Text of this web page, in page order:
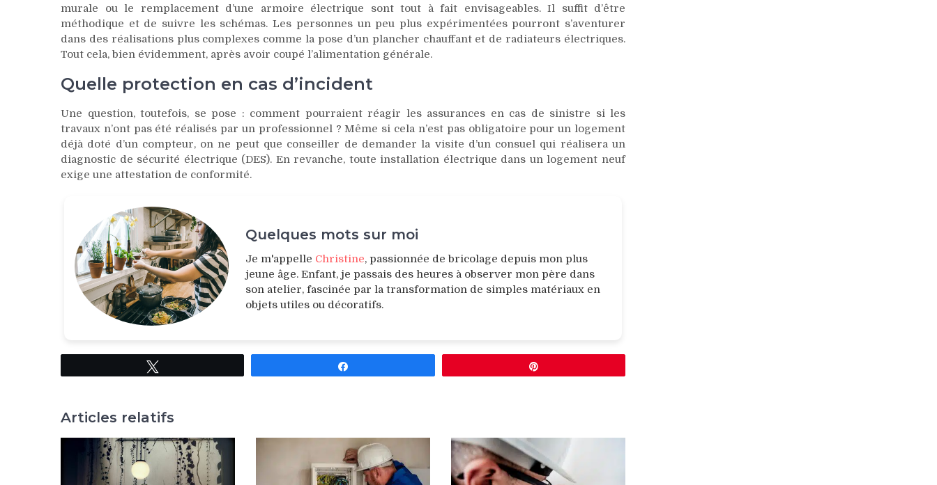
murale ou le remplacement d’une armoire électrique sont tout à fait envisageables. Il suffit d’être
méthodique et de suivre les schémas. Les personnes un peu plus expérimentées pourront s’aventurer
dans des réalisations plus complexes comme la pose d’un plancher chauffant et de radiateurs électriques.
Tout cela, bien évidemment, après avoir coupé l’alimentation générale.
Quelle protection en cas d’incident
Une question, toutefois, se pose : comment pourraient réagir les assurances en cas de sinistre si les
travaux n’ont pas été réalisés par un professionnel ? Même si cela n’est pas obligatoire pour un logement
déjà doté d’un compteur, on ne peut que conseiller de demander la visite d’un consuel qui réalisera un
diagnostic de sécurité électrique (DES). En revanche, toute installation électrique dans un logement neuf
exige une attestation de conformité.
Quelques mots sur moi
Je m'appelle Christine, passionnée de bricolage depuis mon plus
jeune âge. Enfant, je passais des heures à observer mon père dans
son atelier, fascinée par la transformation de simples matériaux en
objets utiles ou décoratifs.
Articles relatifs